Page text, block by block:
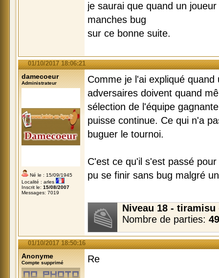
je saurai que quand un
manches bug
sur ce bonne suite.
01/10/2017 18:06:21
damecoeur
Administrateur
Né le : 15/09/1945
Localité : arles
Inscrit le: 15/08/2007
Messages: 7019
Comme je l'ai expliqué
adversaires doivent quand
sélection de l'équipe
puisse continue. Ce qui n'a
buguer le tournoi.
C'est ce qu'il s'est passé
pu se finir sans bug malgré
Niveau 18 - tiramisu
Nombre de parties:
01/10/2017 18:50:16
Anonyme
Compte supprimé Re